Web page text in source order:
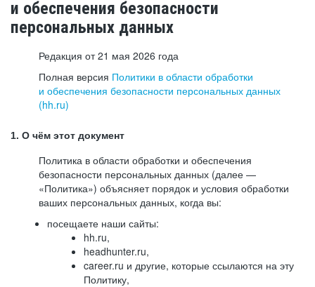
и обеспечения безопасности
персональных данных
Редакция от 21 мая 2026 года
Полная версия Политики в области обработки
и обеспечения безопасности персональных данных
(hh.ru)
1. О чём этот документ
Политика в области обработки и обеспечения
безопасности персональных данных (далее —
«Политика») объясняет порядок и условия обработки
ваших персональных данных, когда вы:
посещаете наши сайты:
hh.ru,
headhunter.ru,
career.ru и другие, которые ссылаются на эту
Политику,